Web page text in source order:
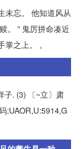
未忘。 他知道风从
。 ” 鬼厉拼命凑近
之上。 。
子. (3) 〔~立〕肃
:UAOR,U:5914,G